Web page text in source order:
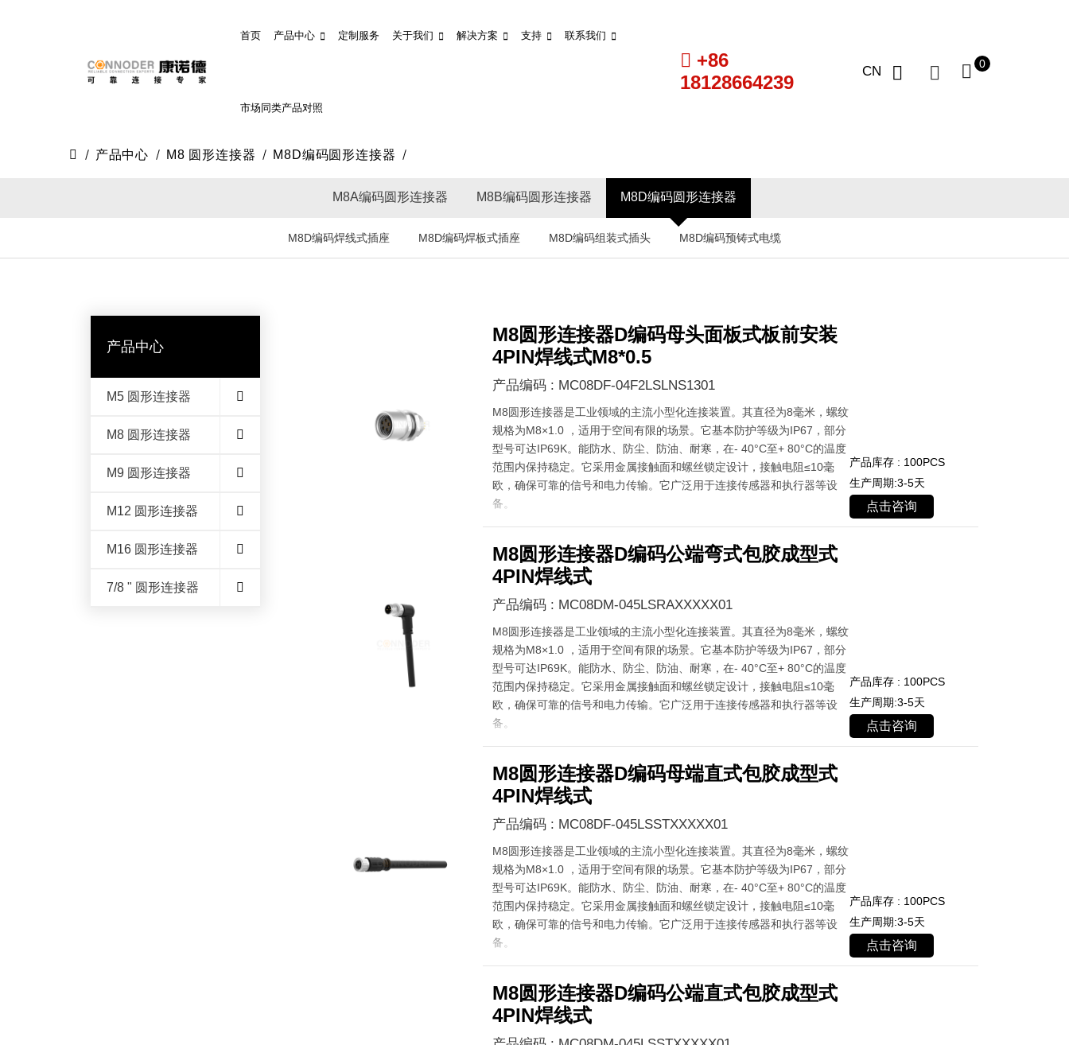
首页 产品中心 定制服务 关于我们 解决方案 支持 联系我们
市场同类产品对照
+86
18128664239
CN 0
产品中心 M8 圆形连接器 M8D编码圆形连接器
M8A编码圆形连接器 M8B编码圆形连接器 M8D编码圆形连接器
M8D编码焊线式插座 M8D编码焊板式插座 M8D编码组装式插头 M8D编码预铸式电缆
M8圆形连接器D编码母头面板式板前安装
4PIN焊线式M8*0.5
产品编码 : MC08DF-04F2LSLNS1301
M8圆形连接器是工业领域的主流小型化连接装置。其直径为8毫米，螺纹
规格为M8×1.0 ，适用于空间有限的场景。它基本防护等级为IP67，部分
型号可达IP69K。能防水、防尘、防油、耐寒，在- 40°C至+ 80°C的温度
范围内保持稳定。它采用金属接触面和螺丝锁定设计，接触电阻≤10毫
欧，确保可靠的信号和电力传输。它广泛用于连接传感器和执行器等设
备。
产品库存 : 100PCS
生产周期:3-5天
点击咨询
M8圆形连接器D编码公端弯式包胶成型式
4PIN焊线式
产品编码 : MC08DM-045LSRAXXXXX01
M8圆形连接器是工业领域的主流小型化连接装置。其直径为8毫米，螺纹
规格为M8×1.0 ，适用于空间有限的场景。它基本防护等级为IP67，部分
型号可达IP69K。能防水、防尘、防油、耐寒，在- 40°C至+ 80°C的温度
范围内保持稳定。它采用金属接触面和螺丝锁定设计，接触电阻≤10毫
欧，确保可靠的信号和电力传输。它广泛用于连接传感器和执行器等设
备。
产品库存 : 100PCS
生产周期:3-5天
点击咨询
M8圆形连接器D编码母端直式包胶成型式
4PIN焊线式
产品编码 : MC08DF-045LSSTXXXXX01
M8圆形连接器是工业领域的主流小型化连接装置。其直径为8毫米，螺纹
规格为M8×1.0 ，适用于空间有限的场景。它基本防护等级为IP67，部分
型号可达IP69K。能防水、防尘、防油、耐寒，在- 40°C至+ 80°C的温度
范围内保持稳定。它采用金属接触面和螺丝锁定设计，接触电阻≤10毫
欧，确保可靠的信号和电力传输。它广泛用于连接传感器和执行器等设
备。
产品库存 : 100PCS
生产周期:3-5天
点击咨询
M8圆形连接器D编码公端直式包胶成型式
4PIN焊线式
产品中心
M5 圆形连接器
M8 圆形连接器
M9 圆形连接器
M12 圆形连接器
M16 圆形连接器
7/8 " 圆形连接器